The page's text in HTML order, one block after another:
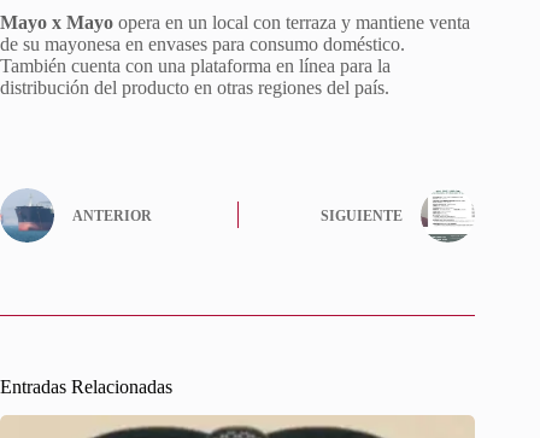
Mayo x Mayo opera en un local con terraza y mantiene venta
de su mayonesa en envases para consumo doméstico.
También cuenta con una plataforma en línea para la
distribución del producto en otras regiones del país.
ANTERIOR SIGUIENTE
Entradas Relacionadas